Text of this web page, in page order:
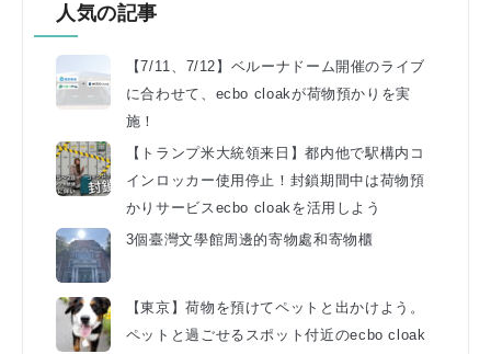
人気の記事
【7/11、7/12】ベルーナドーム開催のライブ
に合わせて、ecbo cloakが荷物預かりを実
施！
【トランプ米大統領来日】都内他で駅構内コ
インロッカー使用停止！封鎖期間中は荷物預
かりサービスecbo cloakを活用しよう
3個臺灣文學館周邊的寄物處和寄物櫃
【東京】荷物を預けてペットと出かけよう。
ペットと過ごせるスポット付近のecbo cloak